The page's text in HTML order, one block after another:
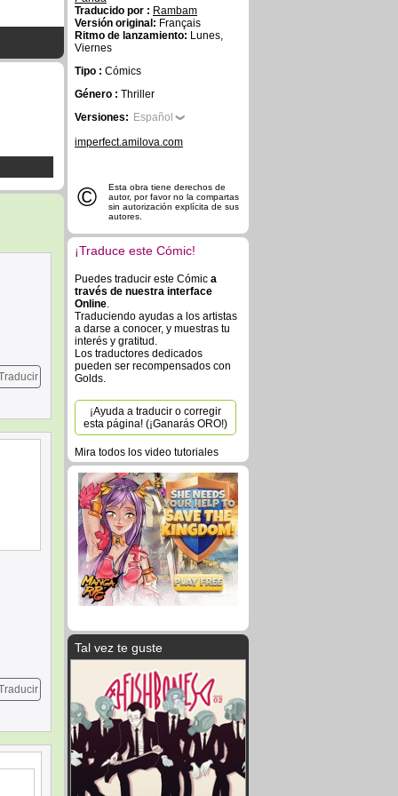
Traducido por : Rambam
Versión original: Français
Ritmo de lanzamiento: Lunes,
Viernes
Tipo : Cómics
Género : Thriller
Versiones: Español
imperfect.amilova.com
©
Esta obra tiene derechos de
autor, por favor no la compartas
sin autorización explícita de sus
autores.
¡Traduce este Cómic!
Puedes traducir este Cómic a
través de nuestra interface
Online.
Traduciendo ayudas a los artistas
a darse a conocer, y muestras tu
interés y gratitud.
Los traductores dedicados
pueden ser recompensados con
Golds.
¡Ayuda a traducir o corregir
esta página! (¡Ganarás ORO!)
Mira todos los video tutoriales
Tal vez te guste